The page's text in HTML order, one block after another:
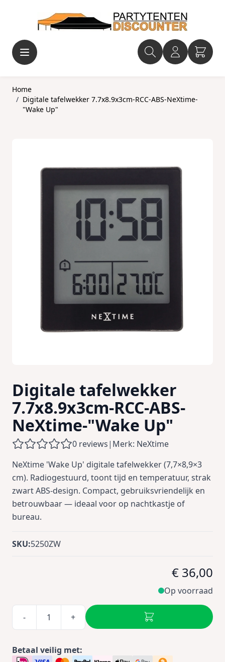
Home
/ Digitale tafelwekker 7.7x8.9x3cm-RCC-ABS-NeXtime-
"Wake Up"
Digitale tafelwekker
7.7x8.9x3cm-RCC-ABS-
NeXtime-"Wake Up"
0 reviews| Merk: NeXtime
NeXtime 'Wake Up' digitale tafelwekker (7,7×8,9×3
cm). Radiogestuurd, toont tijd en temperatuur, strak
zwart ABS‑design. Compact, gebruiksvriendelijk en
betrouwbaar — ideaal voor op nachtkastje of
bureau.
SKU:5250ZW
€ 36,00
Op voorraad
- +
Betaal veilig met: